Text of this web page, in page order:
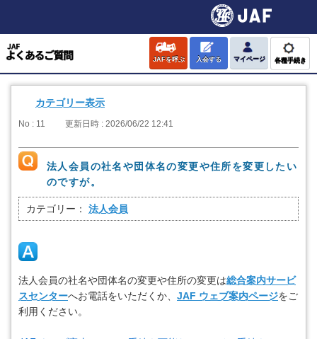
JAFを呼ぶ 入会する マイページ 各種手続き
カテゴリー表示
No : 11 更新日時 : 2026/06/22 12:41
法人会員の社名や団体名の変更や住所を変更したい
のですが。
カテゴリー： 法人会員
法人会員の社名や団体名の変更や住所の変更は総合案内サービ
スセンターへお電話をいただくか、 JAF ウェブ案内ページをご
利用ください。